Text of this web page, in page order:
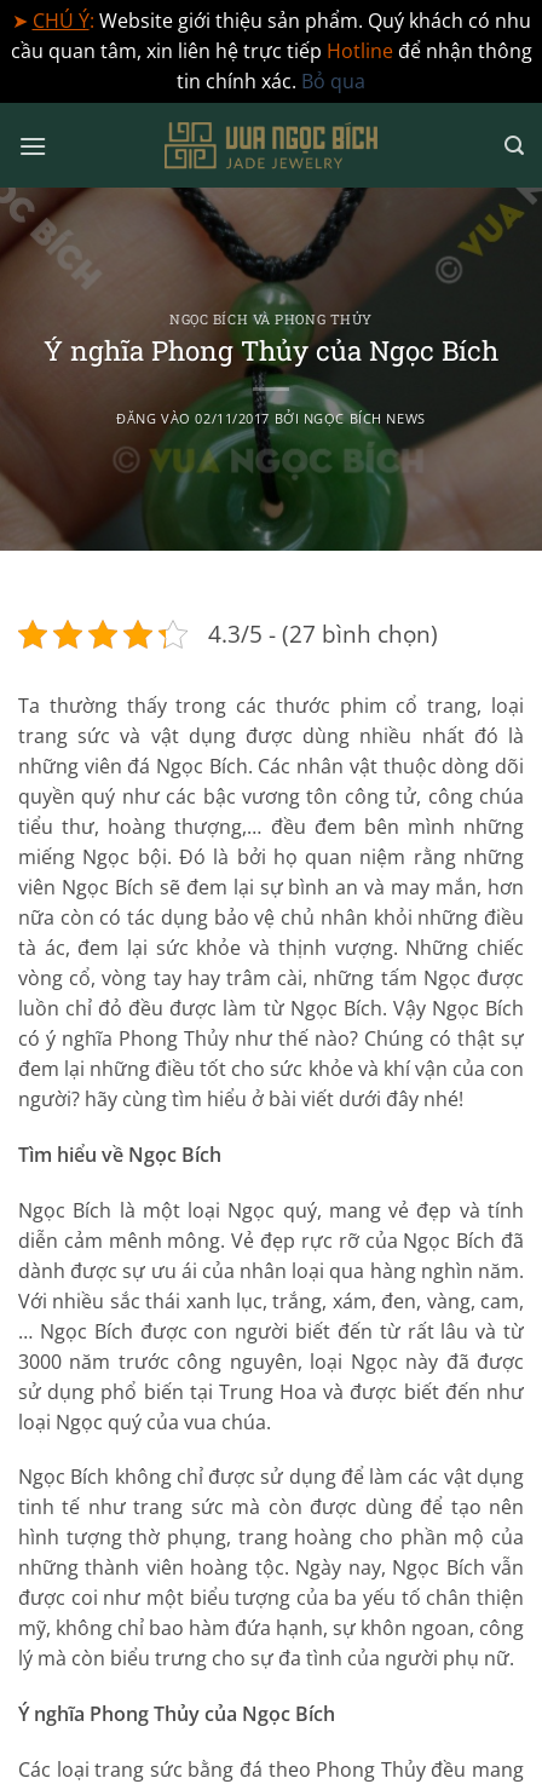
➤ CHÚ Ý: Website giới thiệu sản phẩm. Quý khách có nhu
cầu quan tâm, xin liên hệ trực tiếp Hotlineđể nhận thông
tin chính xác. Bỏ qua
qua
dung
NGỌC BÍCH VÀ PHONG THỦY
Ý nghĩa Phong Thủy của Ngọc Bích
ĐĂNG VÀO02/11/2017 BỞI NGỌC BÍCH NEWS
4.3/5 - (27 bình chọn)
Ta thường thấy trong các thước phim cổ trang, loại
trang sức và vật dụng được dùng nhiều nhất đó là
những viên đá Ngọc Bích. Các nhân vật thuộc dòng dõi
quyền quý như các bậc vương tôn công tử, công chúa
tiểu thư, hoàng thượng,… đều đem bên mình những
miếng Ngọc bội. Đó là bởi họ quan niệm rằng những
viên Ngọc Bích sẽ đem lại sự bình an và may mắn, hơn
nữa còn có tác dụng bảo vệ chủ nhân khỏi những điều
tà ác, đem lại sức khỏe và thịnh vượng. Những chiếc
vòng cổ, vòng tay hay trâm cài, những tấm Ngọc được
luồn chỉ đỏ đều được làm từ Ngọc Bích. Vậy Ngọc Bích
có ý nghĩa Phong Thủy như thế nào? Chúng có thật sự
đem lại những điều tốt cho sức khỏe và khí vận của con
người? hãy cùng tìm hiểu ở bài viết dưới đây nhé!
Tìm hiểu về Ngọc Bích
Ngọc Bích là một loại Ngọc quý, mang vẻ đẹp và tính
diễn cảm mênh mông. Vẻ đẹp rực rỡ của Ngọc Bích đã
dành được sự ưu ái của nhân loại qua hàng nghìn năm.
Với nhiều sắc thái xanh lục, trắng, xám, đen, vàng, cam,
… Ngọc Bích được con người biết đến từ rất lâu và từ
3000 năm trước công nguyên, loại Ngọc này đã được
sử dụng phổ biến tại Trung Hoa và được biết đến như
loại Ngọc quý của vua chúa.
Ngọc Bích không chỉ được sử dụng để làm các vật dụng
tinh tế như trang sức mà còn được dùng để tạo nên
hình tượng thờ phụng, trang hoàng cho phần mộ của
những thành viên hoàng tộc. Ngày nay, Ngọc Bích vẫn
được coi như một biểu tượng của ba yếu tố chân thiện
mỹ, không chỉ bao hàm đứa hạnh, sự khôn ngoan, công
lý mà còn biểu trưng cho sự đa tình của người phụ nữ.
Ý nghĩa Phong Thủy của Ngọc Bích
Các loại trang sức bằng đá theo Phong Thủy đều mang